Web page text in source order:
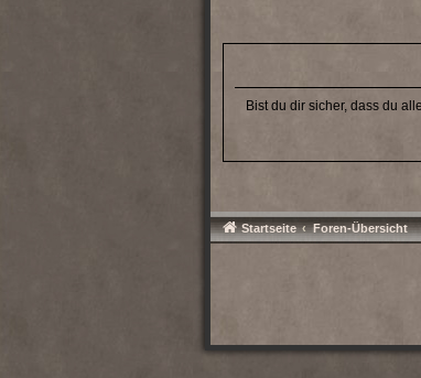
Bist du dir sicher, dass du
Startseite Foren-Übersicht